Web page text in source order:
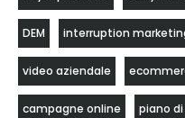
DEM interruption
video aziendale
campagne online piano